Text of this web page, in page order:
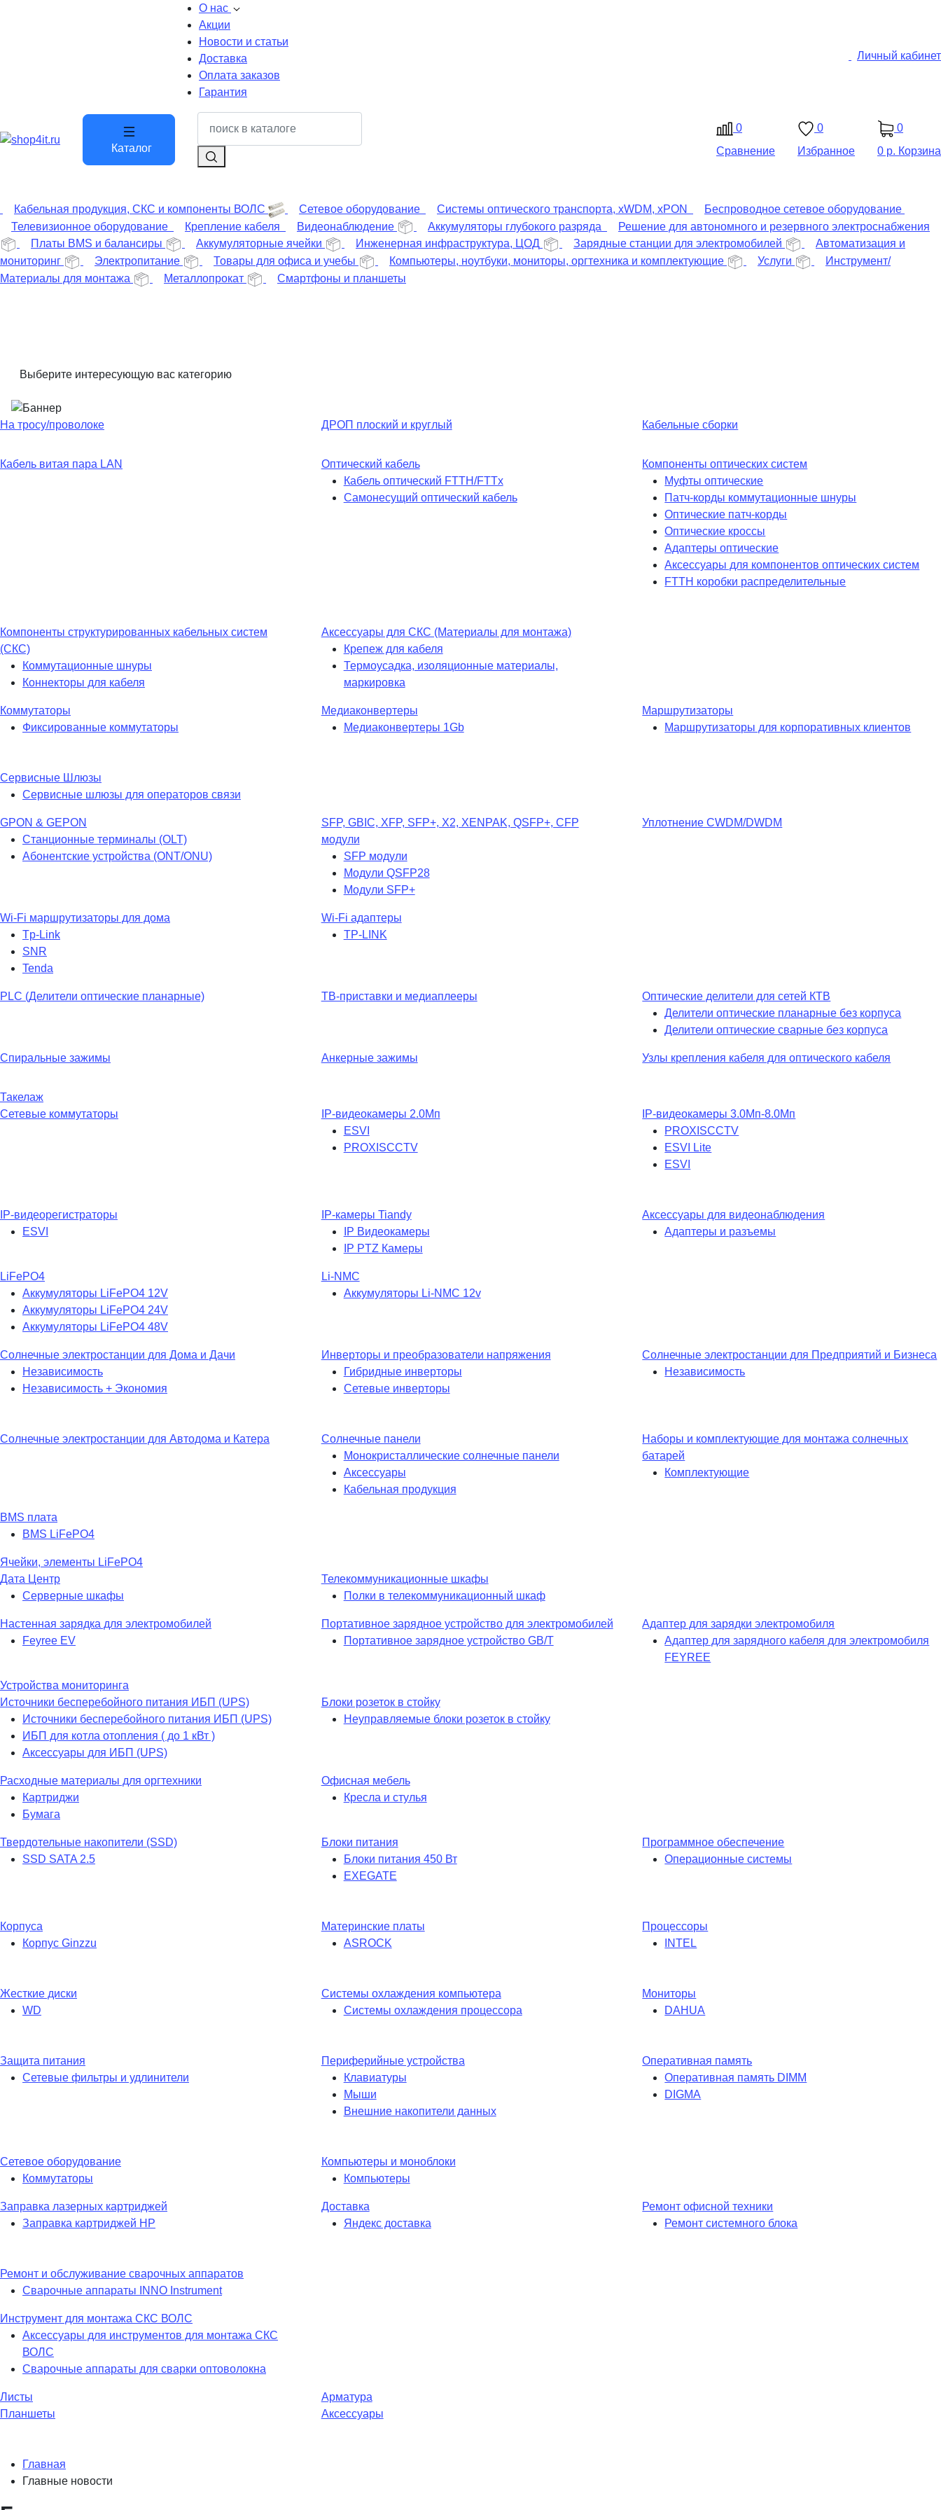
О нас
Акции
Новости и статьи
Доставка
Оплата заказов
Гарантия
Личный кабинет
Каталог
0
Сравнение
0
Избранное
0
0 р. Корзина
Кабельная продукция, СКС и компоненты ВОЛС Сетевое оборудование Системы оптического транспорта, xWDM, xPON
Беспроводное сетевое оборудование
Телевизионное оборудование
Крепление кабеля Видеонаблюдение Аккумуляторы глубокого разряда
Решение для автономного и резервного электроснабжения
Платы BMS и балансиры
Аккумуляторные ячейки Инженерная инфраструктура, ЦОД Зарядные станции для электромобилей
Автоматизация и
мониторинг
Электропитание Товары для офиса и учебы Компьютеры, ноутбуки, мониторы, оргтехника и комплектующие Услуги
Инструмент/
Материалы для монтажа
Металлопрокат Смартфоны и планшеты
Выберите интересующую вас категорию
На тросу/проволоке ДРОП плоский и круглый Кабельные сборки
Кабель витая пара LAN
Оптический кабель
Кабель оптический FTTH/FTTx
Самонесущий оптический кабель
Компоненты оптических систем
Муфты оптические
Патч-корды коммутационные шнуры
Оптические патч-корды
Оптические кроссы
Адаптеры оптические
Аксессуары для компонентов оптических систем
FTTH коробки распределительные
Компоненты структурированных кабельных систем
(СКС)
Коммутационные шнуры
Коннекторы для кабеля
Аксессуары для СКС (Материалы для монтажа)
Крепеж для кабеля
Термоусадка, изоляционные материалы,
маркировка
Коммутаторы
Фиксированные коммутаторы
Медиаконвертеры
Медиаконвертеры 1Gb
Маршрутизаторы
Маршрутизаторы для корпоративных клиентов
Сервисные Шлюзы
Сервисные шлюзы для операторов связи
GPON & GEPON
Станционные терминалы (OLT)
Абонентские устройства (ONT/ONU)
SFP, GBIC, XFP, SFP+, X2, XENPAK, QSFP+, CFP
модули
SFP модули
Модули QSFP28
Модули SFP+
Уплотнение CWDM/DWDM
Wi-Fi маршрутизаторы для дома
Tp-Link
SNR
Tenda
Wi-Fi адаптеры
TP-LINK
PLC (Делители оптические планарные) ТВ-приставки и медиаплееры
Оптические делители для сетей КТВ
Делители оптические планарные без корпуса
Делители оптические сварные без корпуса
Спиральные зажимы Анкерные зажимы Узлы крепления кабеля для оптического кабеля
Такелаж
Сетевые коммутаторы
IP-видеокамеры 2.0Мп
ESVI
PROXISCCTV
IP-видеокамеры 3.0Мп-8.0Мп
PROXISCCTV
ESVI Lite
ESVI
IP-видеорегистраторы
ESVI
IP-камеры Tiandy
IP Видеокамеры
IP PTZ Камеры
Аксессуары для видеонаблюдения
Адаптеры и разъемы
LiFePO4
Аккумуляторы LiFePO4 12V
Аккумуляторы LiFePO4 24V
Аккумуляторы LiFePO4 48V
Li-NMC
Аккумуляторы Li-NMC 12v
Солнечные электростанции для Дома и Дачи
Независимость
Независимость + Экономия
Инверторы и преобразователи напряжения
Гибридные инверторы
Сетевые инверторы
Солнечные электростанции для Предприятий и Бизнеса
Независимость
Солнечные электростанции для Автодома и Катера
Солнечные панели
Монокристаллические солнечные панели
Аксессуары
Кабельная продукция
Наборы и комплектующие для монтажа солнечных
батарей
Комплектующие
BMS плата
BMS LiFePO4
Ячейки, элементы LiFePO4
Дата Центр
Серверные шкафы
Телекоммуникационные шкафы
Полки в телекоммуникационный шкаф
Настенная зарядка для электромобилей
Feyree EV
Портативное зарядное устройство для электромобилей
Портативное зарядное устройство GB/T
Адаптер для зарядки электромобиля
Адаптер для зарядного кабеля для электромобиля
FEYREE
Устройства мониторинга
Источники бесперебойного питания ИБП (UPS)
Источники бесперебойного питания ИБП (UPS)
ИБП для котла отопления ( до 1 кВт )
Аксессуары для ИБП (UPS)
Блоки розеток в стойку
Неуправляемые блоки розеток в стойку
Расходные материалы для оргтехники
Картриджи
Бумага
Офисная мебель
Кресла и стулья
Твердотельные накопители (SSD)
SSD SATA 2.5
Блоки питания
Блоки питания 450 Вт
EXEGATE
Программное обеспечение
Операционные системы
Корпуса
Корпус Ginzzu
Материнские платы
ASROCK
Процессоры
INTEL
Жесткие диски
WD
Системы охлаждения компьютера
Системы охлаждения процессора
Мониторы
DAHUA
Защита питания
Сетевые фильтры и удлинители
Периферийные устройства
Клавиатуры
Мыши
Внешние накопители данных
Оперативная память
Оперативная память DIMM
DIGMA
Сетевое оборудование
Коммутаторы
Компьютеры и моноблоки
Компьютеры
Заправка лазерных картриджей
Заправка картриджей HP
Доставка
Яндекс доставка
Ремонт офисной техники
Ремонт системного блока
Ремонт и обслуживание сварочных аппаратов
Сварочные аппараты INNO Instrument
Инструмент для монтажа СКС ВОЛС
Аксессуары для инструментов для монтажа СКС
ВОЛС
Сварочные аппараты для сварки оптоволокна
Листы
Арматура
Планшеты
Аксессуары
Главная
Главные новости